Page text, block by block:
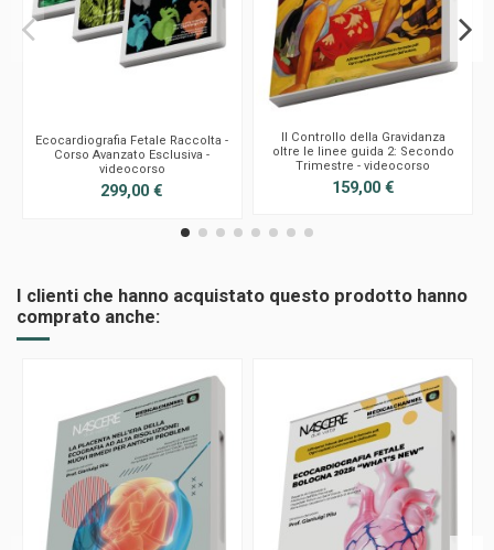
Ecocardiografia Fetale Raccolta -
Corso Avanzato Esclusiva -
videocorso
299,00 €
Il Controllo della Gravidanza
oltre le linee guida 2: Secondo
Trimestre - videocorso
159,00 €
I clienti che hanno acquistato questo prodotto hanno
comprato anche: